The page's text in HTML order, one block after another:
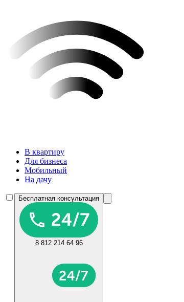
В квартиру
Для бизнеса
Мобильный
На дачу
Бесплатная консультация
8 812 214 64 96